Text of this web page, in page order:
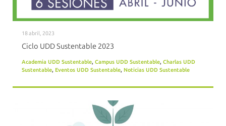
18 abril, 2023
Ciclo UDD Sustentable 2023
Academia UDD Sustentable, Campus UDD Sustentable, Charlas UDD
Sustentable, Eventos UDD Sustentable, Noticias UDD Sustentable